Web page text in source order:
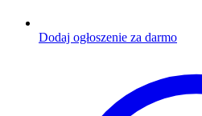
Dodaj ogłoszenie za darmo